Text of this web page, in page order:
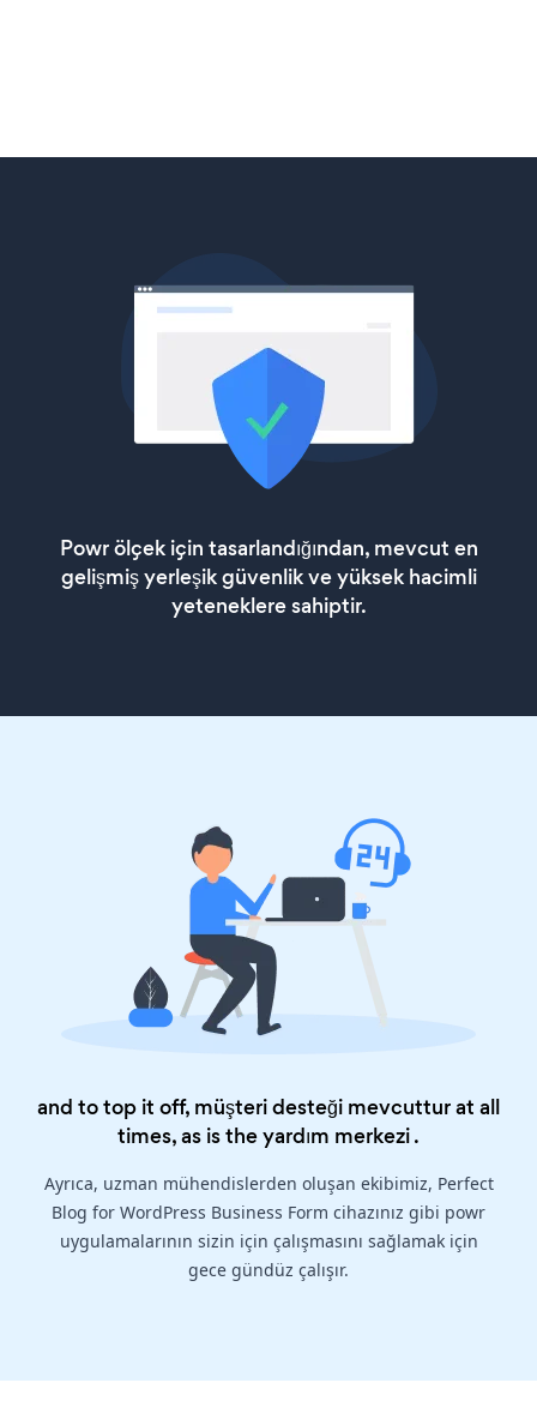
Powr ölçek için tasarlandığından, mevcut en
gelişmiş yerleşik güvenlik ve yüksek hacimli
yeteneklere sahiptir.
and to top it off, müşteri desteği mevcuttur at all
times, as is theyardım merkezi.
Ayrıca, uzman mühendislerden oluşan ekibimiz, Perfect
Blog for WordPress Business Form cihazınız gibi powr
uygulamalarının sizin için çalışmasını sağlamak için
gece gündüz çalışır.